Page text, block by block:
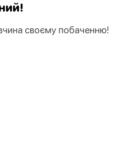
своєму побаченню!